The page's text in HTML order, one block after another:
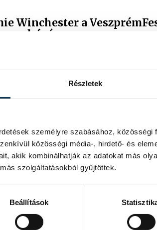
Részletek
személyre szabásához,
közösségi média-, hirdető- és
akik kombinálhatják az adatokat más
szolgáltatásokból gyűjtöttek.
Beállítások
Winchester a
húzóneve
és a bor
nyílt
legújabb
kívülről borbárnak tűnhet, belülről sokkal inkább
sugároz. A Wine & Vinyl a Veszprém-
Európa Kulturális Főváros Program utcakép
programja által támogatott ötödik